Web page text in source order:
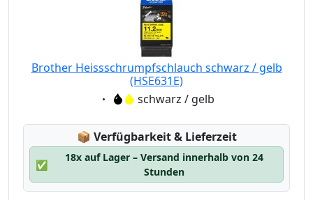
Brother Heissschrumpfschlauch schwarz / gelb
(HSE631E)
Eigenschaft:schwarz / gelb
📦 Lagerstatus:
Verfügbarkeit & Lieferzeit
✅
18x auf Lager – Versand innerhalb von 24
Stunden